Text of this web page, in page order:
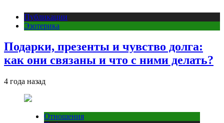
Публикации
Эзотерика
Подарки, презенты и чувство долга:
как они связаны и что с ними делать?
4 года назад
Отношения